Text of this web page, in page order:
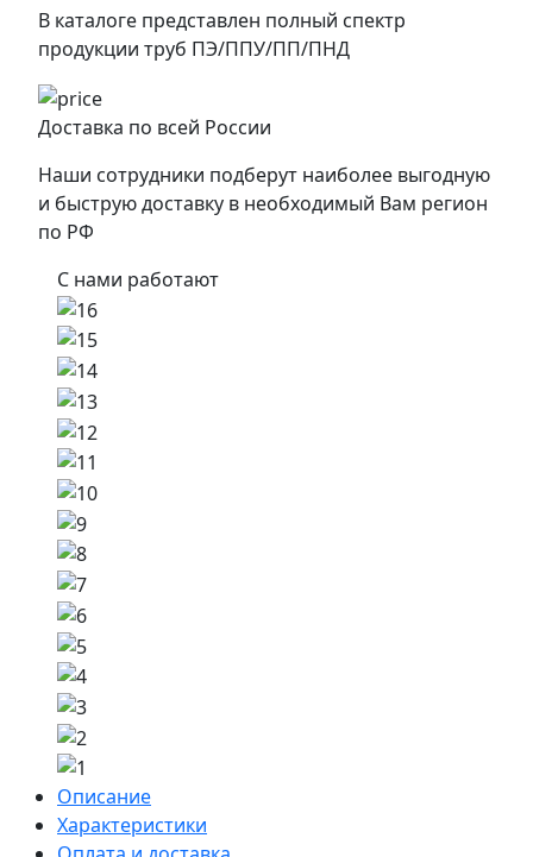
В каталоге представлен полный спектр
продукции труб ПЭ/ППУ/ПП/ПНД
Доставка по всей России
Наши сотрудники подберут наиболее выгодную
и быструю доставку в необходимый Вам регион
по РФ
С нами работают
Описание
Характеристики